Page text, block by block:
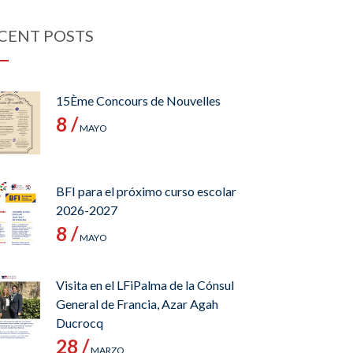
POSTS
15Ème Concours de Nouvelles
8 /MAYO
BFI para el próximo curso escolar
2026-2027
8 /MAYO
Visita en el LFiPalma de la Cónsul
General de Francia, Azar Agah
Ducrocq
28 /MARZO